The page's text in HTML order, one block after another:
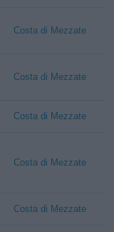
Costa di Mezzate
Costa di Mezzate
Costa di Mezzate
Costa di Mezzate
Costa di Mezzate